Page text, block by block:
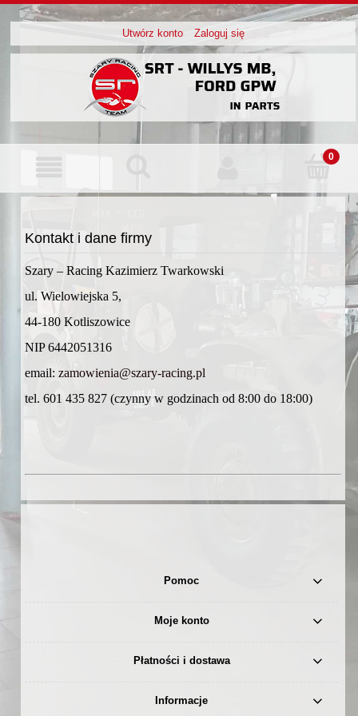
Utwórz konto Zaloguj się
Kontakt i dane firmy
Szary – Racing Kazimierz Twarkowski
ul. Wielowiejska 5,
44-180 Kotliszowice
NIP 6442051316
email: zamowienia@szary-racing.pl
tel. 601 435 827 (czynny w godzinach od 8:00 do 18:00)
Pomoc
Moje konto
Płatności i dostawa
Informacje